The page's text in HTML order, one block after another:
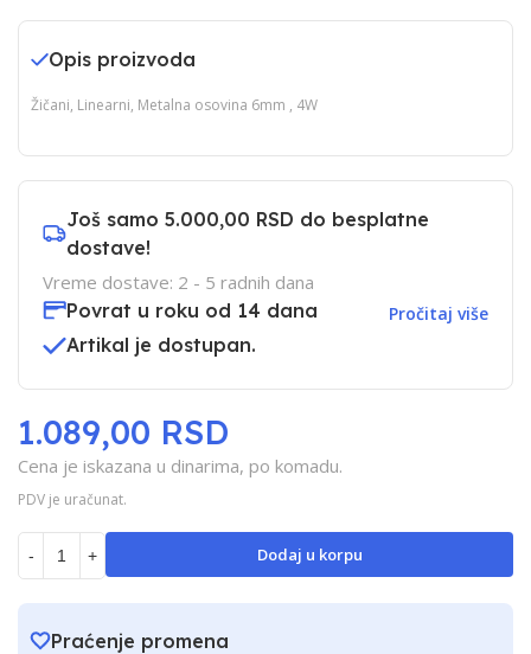
Opis proizvoda
Žičani, Linearni, Metalna osovina 6mm , 4W
Još samo 5.000,00 RSD do besplatne
dostave!
Vreme dostave: 2 - 5 radnih dana
Povrat u roku od 14 dana
Pročitaj više
Artikal je dostupan.
Cena je iskazana u dinarima, po komadu.
PDV je uračunat.
1.089,00 RSD
- + Dodaj u korpu
Praćenje promena